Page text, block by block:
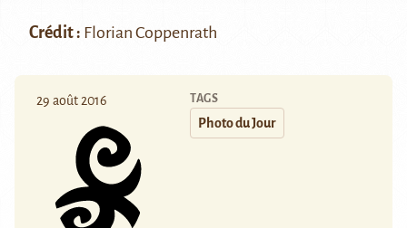
Crédit : Florian Coppenrath
29 août 2016 TAGS
Photo du Jour